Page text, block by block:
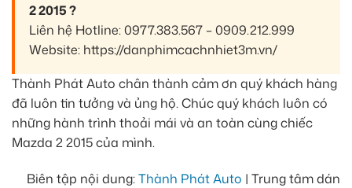
2 2015 ?
Liên hệ Hotline: 0977.383.567 – 0909.212.999
Website: https://danphimcachnhiet3m.vn/
Thành Phát Auto chân thành cảm ơn quý khách hàng
đã luôn tin tưởng và ủng hộ. Chúc quý khách luôn có
những hành trình thoải mái và an toàn cùng chiếc
Mazda 2 2015 của mình.
Biên tập nội dung:Thành Phát Auto | Trung tâm dán